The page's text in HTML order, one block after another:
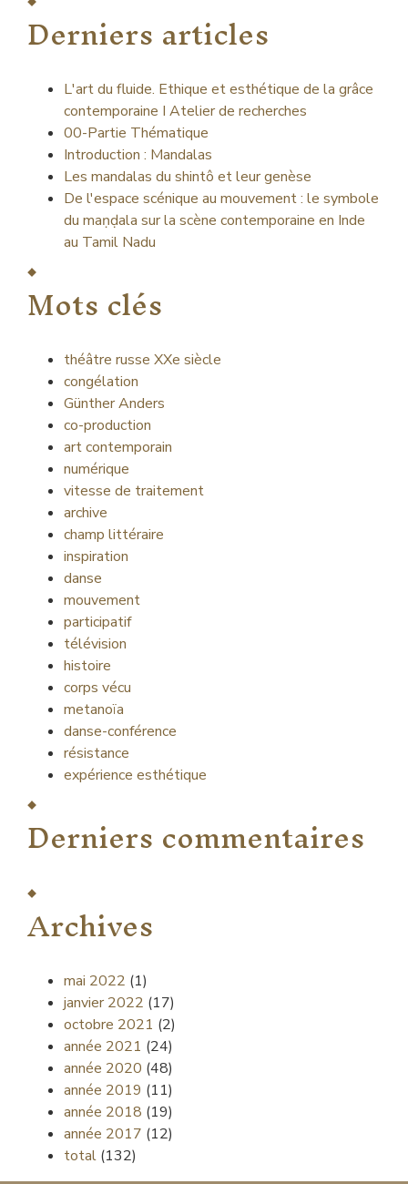
Derniers articles
L'art du fluide. Ethique et esthétique de la grâce
contemporaine I Atelier de recherches
00-Partie Thématique
Introduction : Mandalas
Les mandalas du shintô et leur genèse
De l'espace scénique au mouvement : le symbole
du maṇḍala sur la scène contemporaine en Inde
au Tamil Nadu
Mots clés
théâtre russe XXe siècle
congélation
Günther Anders
co-production
art contemporain
numérique
vitesse de traitement
archive
champ littéraire
inspiration
danse
mouvement
participatif
télévision
histoire
corps vécu
metanoïa
danse-conférence
résistance
expérience esthétique
Derniers commentaires
Archives
mai 2022 (1)
janvier 2022 (17)
octobre 2021 (2)
année 2021 (24)
année 2020 (48)
année 2019 (11)
année 2018 (19)
année 2017 (12)
total (132)